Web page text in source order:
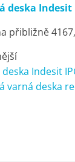
Indesit
přibližně
Indesit
varná deska